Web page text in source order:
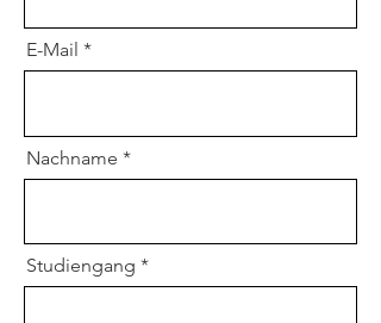
E-Mail
Nachname
Studiengang